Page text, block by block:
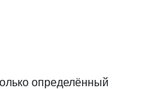
определённый